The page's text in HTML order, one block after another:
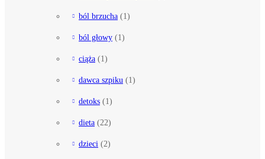
ból brzucha (1)
ból głowy (1)
ciąża (1)
dawca szpiku (1)
detoks (1)
dieta (22)
dzieci (2)